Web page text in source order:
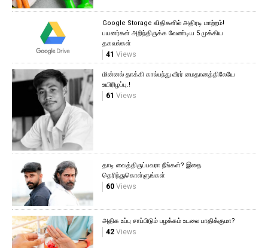
Google Storage விதிகளில் அதிரடி மாற்றம்!
பயனர்கள் அறிந்திருக்க வேண்டிய 5 முக்கிய
தகவல்கள்
41 Views
மின்னல் தாக்கி கால்பந்து வீரர் மைதானத்திலேயே
உயிரிழப்பு.!
61 Views
தாடி வைத்திருப்பவரா நீங்கள்? இதை
தெரிந்துகொள்ளுங்கள்
60Views
அதிக உப்பு சாப்பிடும் பழக்கம் உடலை பாதிக்குமா?
42Views